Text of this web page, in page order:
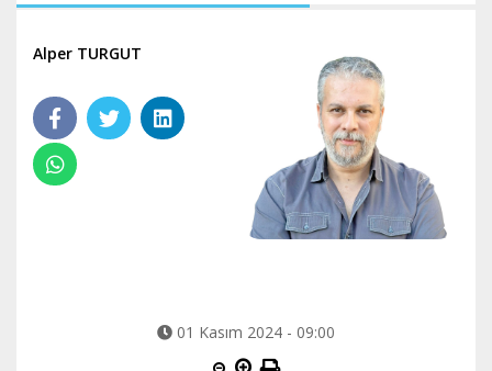
Alper TURGUT
01 Kasım 2024 - 09:00